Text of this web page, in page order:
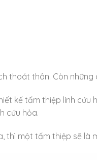
thoát thân. Còn những
kế tấm thiệp lính
cứu hỏa.
một tấm thiệp sẽ là